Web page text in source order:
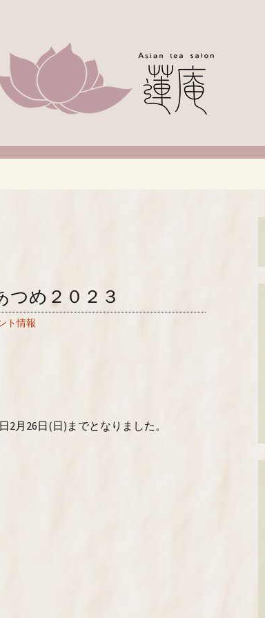
で中国茶が
ん～」のブ
つめ２０２３
ト情報
2月26日(日)までとなりました。